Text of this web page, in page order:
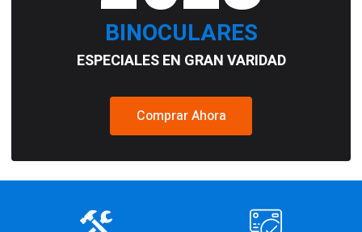
BINOCULARES
ESPECIALES EN GRAN VARIDAD
Comprar Ahora